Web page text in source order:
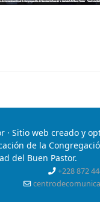
· Sitio web creado y
de la
del Buen Pastor.
+228 872